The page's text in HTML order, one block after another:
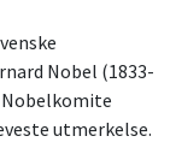
Nobel (1833-
Nobelkomite
utmerkelse.